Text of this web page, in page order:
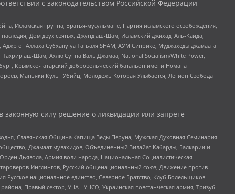
с законодательством Российской Федерации
Исламская группа, Братья-мусульмане, Партия исламского освобождения,
Дом двух святых, Джунд аш-Шам, Исламский джихад, Аль-Каида,
от Аллаха Субхану уа Тагьаля SHAM, АУМ Синрике, Муджахеды джамаата
Тахрир аш-Шам, Ахлю Сунна Валь Джамаа, National Socialism/White Power,
Крымско-татарский добровольческий батальон имени Номана
Маньяки Культ Убийц, Молодёжь Которая Улыбается, Легион Свобода
силу решение о ликвидации или запрете
Славянская Община Капища Веды Перуна, Мужская Духовная Семинария
Джамаат мувахидов, Объединенный Вилайат Кабарды, Балкарии и
Дьявола, Армия воли народа, Национальная Социалистическая
Инглингов, Русский общенациональный союз, Движение против
национальное единство, Северное Братство, Клуб Болельщиков
Правый сектор, УНА - УНСО, Украинская повстанческая армия, Тризуб